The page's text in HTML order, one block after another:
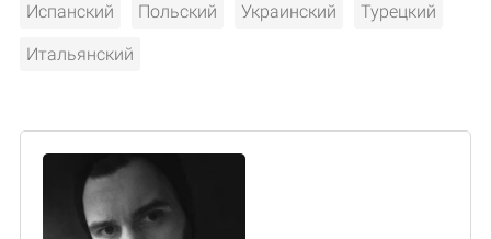
Испанский Польский Украинский Турецкий
Итальянский